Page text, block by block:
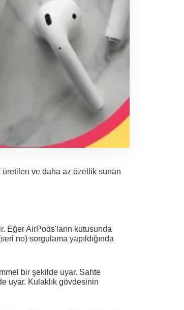
ve daha az özellik sunan
Eğer AirPods'ların kutusunda
no) sorgulama yapıldığında
bir şekilde uyar. Sahte
uyar. Kulaklık gövdesinin